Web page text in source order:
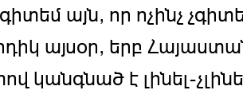
այն, որ ոչինչ
այսօր, երբ
կանգնած է լինել-